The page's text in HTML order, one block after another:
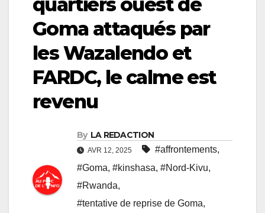
Goma attaqués par
les Wazalendo et
FARDC, le calme est
revenu
By LA REDACTION
AVR 12, 2025 #affrontements,
#Goma, #kinshasa, #Nord-Kivu,
#Rwanda,
#tentative de reprise de Goma,